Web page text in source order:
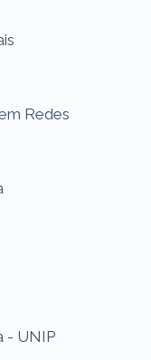
Redes
- UNIP